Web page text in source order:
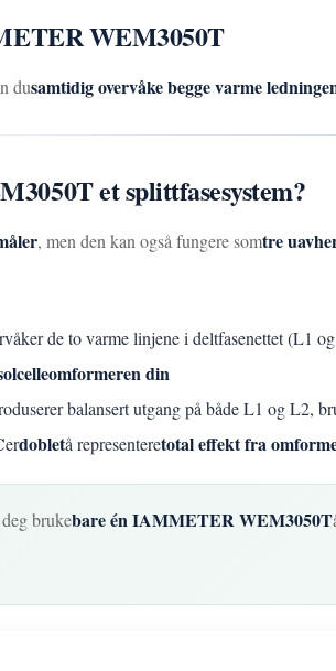
WEM3050T
dusamtidig overvåke begge varme
et splittfasesystem?
, men den kan også fungere somtre
de to varme linjene i deltfasenettet (L1
din
balansert utgang på både L1 og L2,
erdobletå representeretotal effekt fra
brukebare én IAMMETER WEM3050T